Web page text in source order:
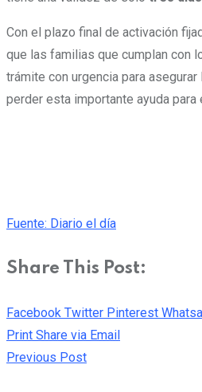
Con el plazo final de activación
que las familias que cumplan con
trámite con urgencia para asegurar
perder esta importante ayuda para
Fuente: Diario el día
Share This Post:
Facebook Twitter Pinterest
Print Share via Email
Previous Post